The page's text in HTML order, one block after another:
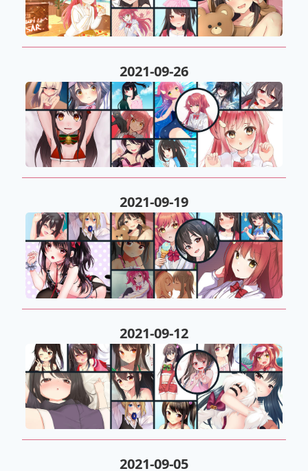
2021-09-26
2021-09-19
2021-09-12
2021-09-05